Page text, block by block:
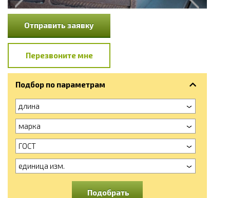
Отправить заявку
Перезвоните мне
Подбор по параметрам
длина
марка
ГОСТ
единица изм.
Подобрать